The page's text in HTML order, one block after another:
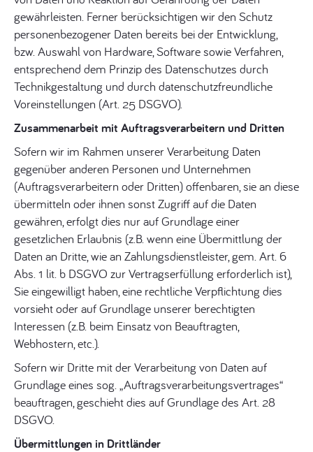
gewährleisten. Ferner berücksichtigen wir den Schutz
personenbezogener Daten bereits bei der Entwicklung,
bzw. Auswahl von Hardware, Software sowie Verfahren,
entsprechend dem Prinzip des Datenschutzes durch
Technikgestaltung und durch datenschutzfreundliche
Voreinstellungen (Art. 25 DSGVO).
Zusammenarbeit mit Auftragsverarbeitern und Dritten
Sofern wir im Rahmen unserer Verarbeitung Daten
gegenüber anderen Personen und Unternehmen
(Auftragsverarbeitern oder Dritten) offenbaren, sie an diese
übermitteln oder ihnen sonst Zugriff auf die Daten
gewähren, erfolgt dies nur auf Grundlage einer
gesetzlichen Erlaubnis (z.B. wenn eine Übermittlung der
Daten an Dritte, wie an Zahlungsdienstleister, gem. Art. 6
Abs. 1 lit. b DSGVO zur Vertragserfüllung erforderlich ist),
Sie eingewilligt haben, eine rechtliche Verpflichtung dies
vorsieht oder auf Grundlage unserer berechtigten
Interessen (z.B. beim Einsatz von Beauftragten,
Webhostern, etc.).
Sofern wir Dritte mit der Verarbeitung von Daten auf
Grundlage eines sog. „Auftragsverarbeitungsvertrages“
beauftragen, geschieht dies auf Grundlage des Art. 28
DSGVO.
Übermittlungen in Drittländer